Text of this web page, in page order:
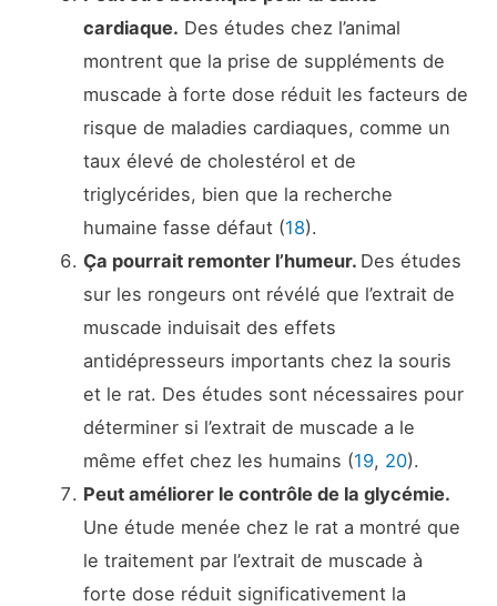
cardiaque. Des études chez l’animal
montrent que la prise de suppléments de
muscade à forte dose réduit les facteurs de
risque de maladies cardiaques, comme un
taux élevé de cholestérol et de
triglycérides, bien que la recherche
humaine fasse défaut (18).
Ça pourrait remonter l’humeur. Des études
sur les rongeurs ont révélé que l’extrait de
muscade induisait des effets
antidépresseurs importants chez la souris
et le rat. Des études sont nécessaires pour
déterminer si l’extrait de muscade a le
même effet chez les humains (19, 20).
Peut améliorer le contrôle de la glycémie.
Une étude menée chez le rat a montré que
le traitement par l’extrait de muscade à
forte dose réduit significativement la